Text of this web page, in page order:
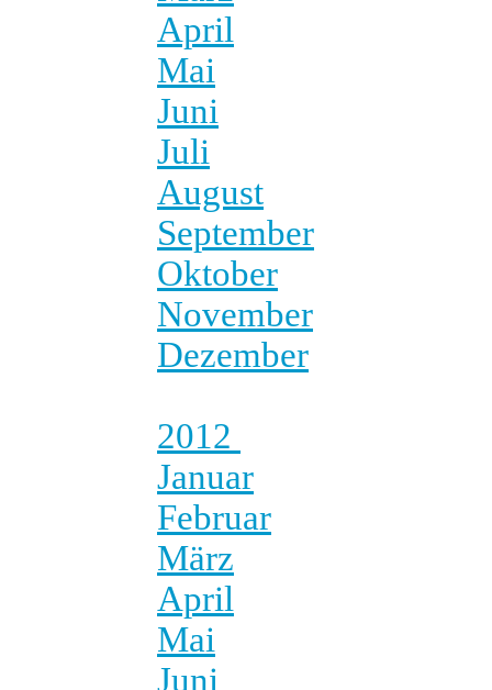
April
Mai
Juni
Juli
August
September
Oktober
November
Dezember
2012
Januar
Februar
März
April
Mai
Juni